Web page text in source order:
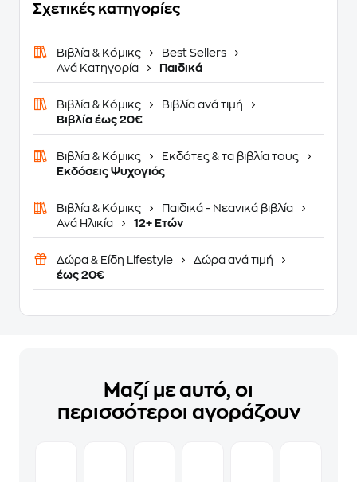
Σχετικές κατηγορίες
Βιβλία & Κόμικς
Best Sellers
Ανά Κατηγορία
Παιδικά
Βιβλία & Κόμικς
Βιβλία ανά τιμή
Βιβλία έως 20€
Βιβλία & Κόμικς
Εκδότες & τα βιβλία τους
Εκδόσεις Ψυχογιός
Βιβλία & Κόμικς
Παιδικά - Νεανικά βιβλία
Ανά Ηλικία
12+ Ετών
Δώρα & Είδη Lifestyle
Δώρα ανά τιμή
έως 20€
Μαζί με αυτό, οι
περισσότεροι αγοράζουν